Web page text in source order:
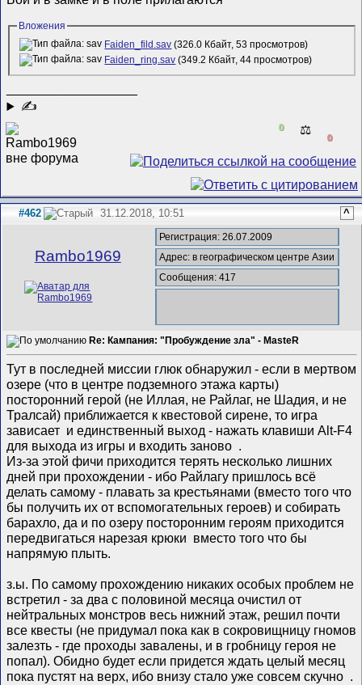
Вложения
Faiden_fild.sav (326.0 Кбайт, 53 просмотров)
Faiden_ring.sav (349.2 Кбайт, 44 просмотров)
✍
0 ⚖️
0
#462 31.12.2018, 10:51 ^
Rambo1969
Регистрация: 26.07.2009
Адрес: в географическом центре Азии
Сообщения: 417
Re: Кампания: "Пробуждение зла" - MasteR
Тут в последней миссии глюк обнаружил - если в мертвом
озере (что в центре подземного этажа карты)
посторонний герой (не Иллая, не Райлаг, не Шадия, и не
Тралсай) приближается к квестовой сирене, то игра
зависает и единственный выход - нажать клавиши Аlt-F4
для выхода из игры и входить заново .
Из-за этой фичи приходится терять несколько лишних
дней при прохождении - ибо Райлагу пришлось всё
делать самому - плавать за крестьянами (вместо того что
бы получить их от вспомогательных героев) и собирать
барахло, да и по озеру посторонним героям приходится
передвигаться нарезая крюки вместо того что бы
напрямую плыть.
з.ы. По самому прохождению никаких особых проблем не
встретил - за два с половиной месяца очистил от
нейтральных монстров весь нижний этаж, решил почти
все квесты (не придумал пока как в сокровищницу гномов
залезть - где проходы завалены, и в гробницу героя не
попал). Обидно будет если придется ждать целый месяц
пока пустят на верх, ибо внизу стало уже совсем скучно .